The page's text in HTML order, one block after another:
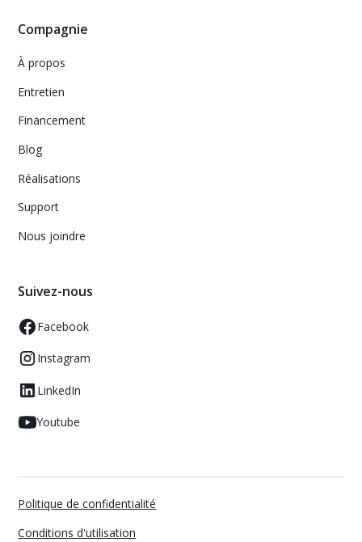
Compagnie
À propos
Entretien
Financement
Blog
Réalisations
Support
Nous joindre
Suivez-nous
Facebook
Instagram
LinkedIn
Youtube
Politique de confidentialité
Conditions d'utilisation